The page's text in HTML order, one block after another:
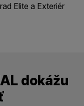
Elite a Exteriér
dokážu